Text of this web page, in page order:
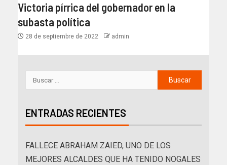
Victoria pírrica del gobernador en la
subasta política
28 de septiembre de 2022 admin
ENTRADAS RECIENTES
FALLECE ABRAHAM ZAIED, UNO DE LOS
MEJORES ALCALDES QUE HA TENIDO NOGALES